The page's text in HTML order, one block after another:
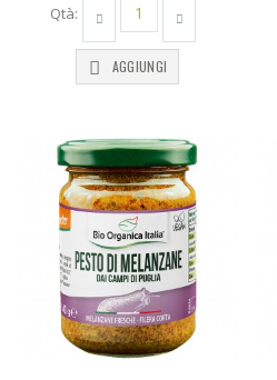
Qtà:
AGGIUNGI